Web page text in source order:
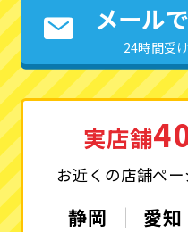
メール
24時間受
実店舗
お近くの店舗ペ
静岡 愛知